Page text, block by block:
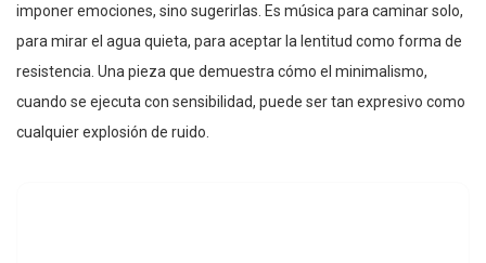
imponer emociones, sino sugerirlas. Es música para caminar solo,
para mirar el agua quieta, para aceptar la lentitud como forma de
resistencia. Una pieza que demuestra cómo el minimalismo,
cuando se ejecuta con sensibilidad, puede ser tan expresivo como
cualquier explosión de ruido.